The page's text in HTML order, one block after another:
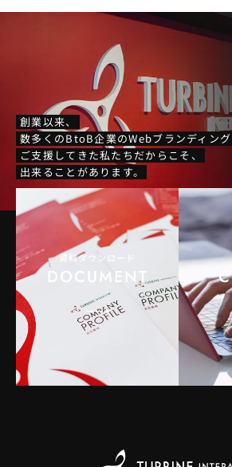
創業以来、
数多くのBtoB企業のWebブランディング
ご支援してきた私たちだからこそ、
出来ることがあります。
資料ダウンロード
DOCUMENT